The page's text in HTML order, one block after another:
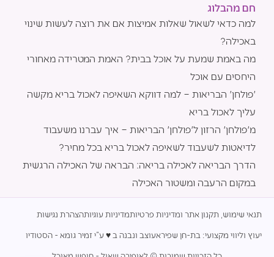
חם מהבלוג
למה כדאי לשאול שאלות אמיצות אם את רוצה לעשות שינוי
באכילה?
מה באמת שמעת על אוכל בבית? האמת המטרידה מאחורי
היחסים עם אוכל
'פולחן' הבריאות – למה דווקא השאיפה לאכול בריא מקשה
עליך לאכול בריא
מ'פולחן' הרזון ל'פולחן' הבריאות – איך עברנו משעבוד
לדיאטות לשעבוד לשאיפה לאכול בריא בכל מחיר?
הדרך הבריאה לאכילה בריאה: הבראה של האכילה הרגשית
במקום הרעבה ומשטור האכילה
תנאי שימוש, תקנון אתר ומדיניות פרטיותמדיניות עוגיותהצהרת נגישות
יעוץ וליווי מקצועי: בת-חן שפיראעוצב ונבנה ב ♥︎ ע”י זמיר גומא - הסטודיו